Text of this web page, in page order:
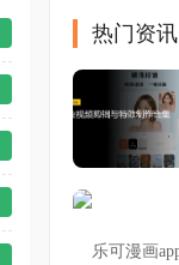
热门资讯